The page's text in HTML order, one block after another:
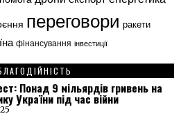
переговори ракети
фінансування інвестиції
Понад 9 мільярдів гривень на
України під час війни